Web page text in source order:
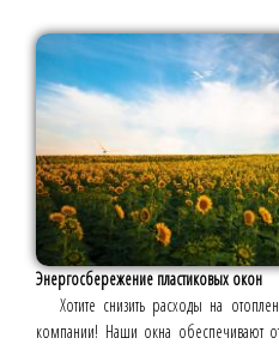
Энергосбережение пластиковых окон
Хотите снизить расходы на
компании! Наши окна обеспечивают